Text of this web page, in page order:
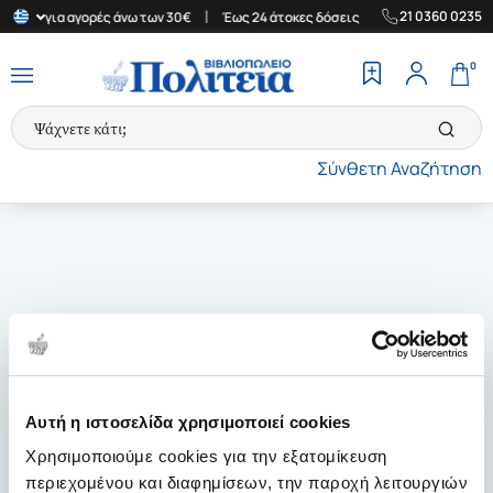
Αυτή η ιστοσελίδα χρησιμοποιεί cookies
Χρησιμοποιούμε cookies για την εξατομίκευση
περιεχομένου και διαφημίσεων, την παροχή λειτουργιών
για αγορές άνω των 30€ Έως 24 άτοκες δόσεις | Δωρεάν
21 0360 0235
Σύνθετη Αναζήτηση
0